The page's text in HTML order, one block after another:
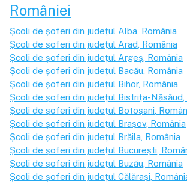
României
Școli de șoferi din județul Alba , România
Școli de șoferi din județul Arad , România
Școli de șoferi din județul Argeș , România
Școli de șoferi din județul Bacău , România
Școli de șoferi din județul Bihor, România
Școli de șoferi din județul Bistrița-Năsăud
Școli de șoferi din județul Botoșani ,
Școli de șoferi din județul Brașov , România
Școli de șoferi din județul Brăila , România
Școli de șoferi din județul București ,
Școli de șoferi din județul Buzău , România
Școli de șoferi din județul Călărași ,